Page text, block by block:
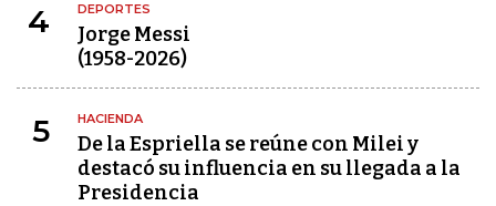
4 DEPORTES
Jorge Messi
(1958-2026)
5 HACIENDA
De la Espriella se reúne con Milei y
destacó su influencia en su llegada a la
Presidencia